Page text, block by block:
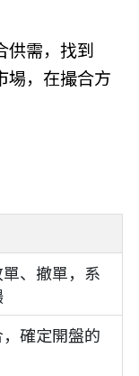
供需，找到
場，在撮合方
、撤單，系
確定開盤的